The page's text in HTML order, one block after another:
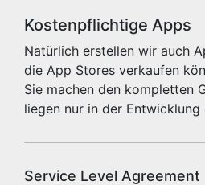
Kostenpflichtige Apps
Natürlich erstellen wir auch
die App Stores verkaufen
Sie machen den kompletten
liegen nur in der Entwicklung
Service Level Agreement